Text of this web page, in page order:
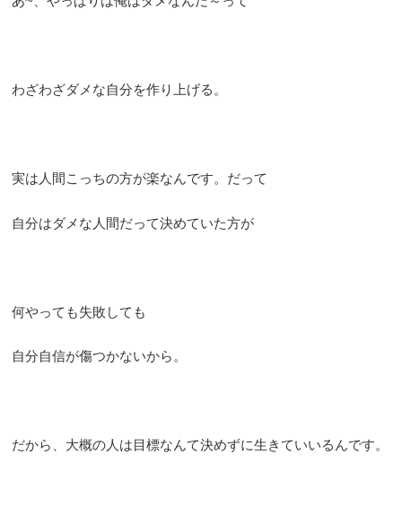
わざわざダメな自分を作り上げる。
実は人間こっちの方が楽なんです。だって
自分はダメな人間だって決めていた方が
何やっても失敗しても
自分自信が傷つかないから。
だから、大概の人は目標なんて決めずに生きていいるんです。